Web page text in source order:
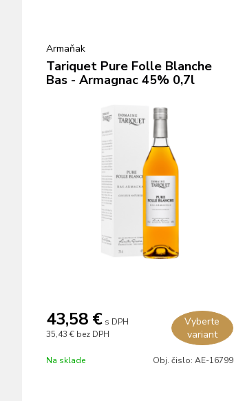
Armaňak
Tariquet Pure Folle Blanche
Bas - Armagnac 45% 0,7l
43,58 € s DPH
35,43 € bez DPH
Vyberte
variant
Na sklade Obj. čislo: AE-16799